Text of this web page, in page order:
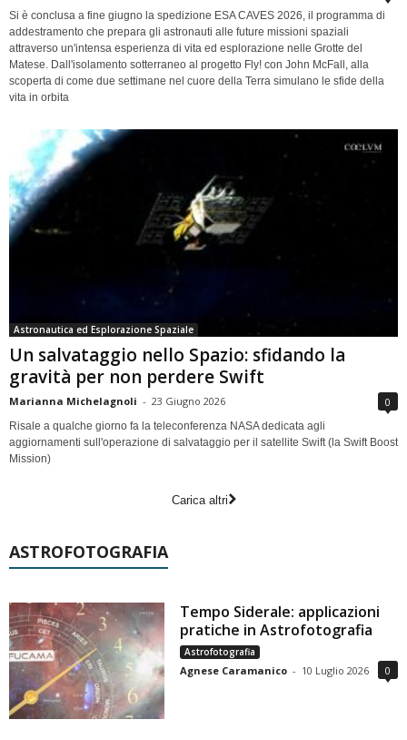
Si è conclusa a fine giugno la spedizione ESA CAVES 2026, il programma di
addestramento che prepara gli astronauti alle future missioni spaziali
attraverso un'intensa esperienza di vita ed esplorazione nelle Grotte del
Matese. Dall'isolamento sotterraneo al progetto Fly! con John McFall, alla
scoperta di come due settimane nel cuore della Terra simulano le sfide della
vita in orbita
Astronautica ed Esplorazione Spaziale
Un salvataggio nello Spazio: sfidando la
gravità per non perdere Swift
Marianna Michelagnoli - 23 Giugno 2026 0
Risale a qualche giorno fa la teleconferenza NASA dedicata agli
aggiornamenti sull'operazione di salvataggio per il satellite Swift (la Swift Boost
Mission)
Carica altri
ASTROFOTOGRAFIA
Tempo Siderale: applicazioni
pratiche in Astrofotografia
Astrofotografia
Agnese Caramanico - 10 Luglio 2026 0